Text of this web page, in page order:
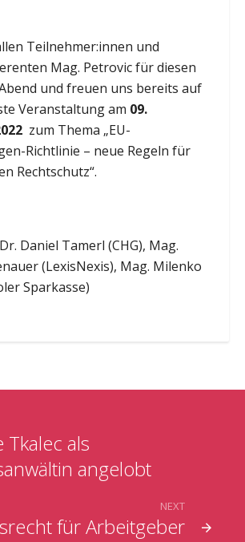
Teilnehmer:innen und
Mag. Petrovic für diesen
und freuen uns bereits auf
Veranstaltung am 09.
zum Thema „EU-
Richtlinie – neue Regeln für
Rechtschutz“.
Daniel Tamerl (CHG), Mag.
(LexisNexis), Mag. Milenko
Sparkasse)
Tkalec als
angelobt
für Arbeitgeber
NEXT